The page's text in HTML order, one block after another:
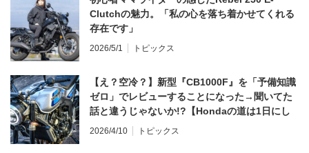
Clutchの魅力。「私の心を落ち着かせてくれる
存在です」
2026/5/1 トピックス
【え？空冷？】新型『CB1000F』を「予備知識
ゼロ」でレビューすることになった→聞いてた
話と違うじゃないか!?【Hondaの道は1日にし
てならず／CB1000F ①第一印象 編】
2026/4/10 トピックス